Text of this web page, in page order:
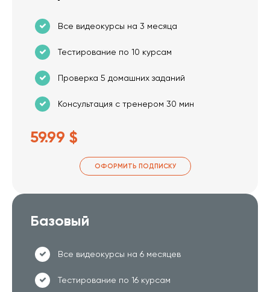
Все видеокурсы на 3 месяца
Тестирование по 10 курсам
Проверка 5 домашних заданий
Консультация с тренером 30 мин
59.99 $
ОФОРМИТЬ ПОДПИСКУ
Базовый
Все видеокурсы на 6 месяцев
Тестирование по 16 курсам